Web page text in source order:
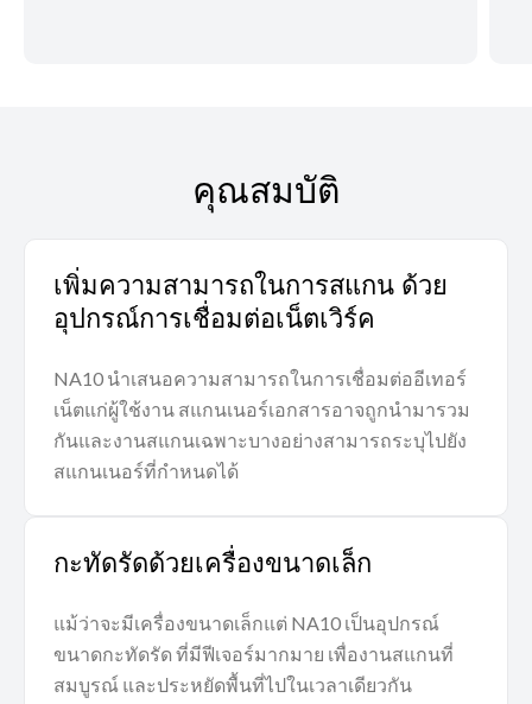
คุณสมบัติ
เพิ่มความสามารถในการสแกน ด้วย
อุปกรณ์การเชื่อมต่อเน็ตเวิร์ค
NA10 นำเสนอความสามารถในการเชื่อมต่ออีเทอร์
เน็ตแก่ผู้ใช้งาน สแกนเนอร์เอกสารอาจถูกนำมารวม
กันและงานสแกนเฉพาะบางอย่างสามารถระบุไปยัง
สแกนเนอร์ที่กำหนดได้
กะทัดรัดด้วยเครื่องขนาดเล็ก
แม้ว่าจะมีเครื่องขนาดเล็กแต่ NA10 เป็นอุปกรณ์
ขนาดกะทัดรัด ที่มีฟีเจอร์มากมาย เพื่องานสแกนที่
สมบูรณ์ และประหยัดพื้นที่ไปในเวลาเดียวกัน